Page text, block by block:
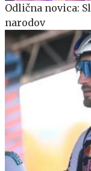
Odlična novica:
narodov